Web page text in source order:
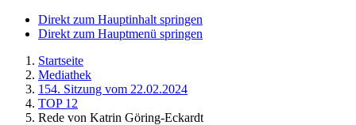
Direkt zum Hauptinhalt springen
Direkt zum Hauptmenü springen
Startseite
Mediathek
154. Sitzung vom 22.02.2024
TOP 12
Rede von Katrin Göring-Eckardt